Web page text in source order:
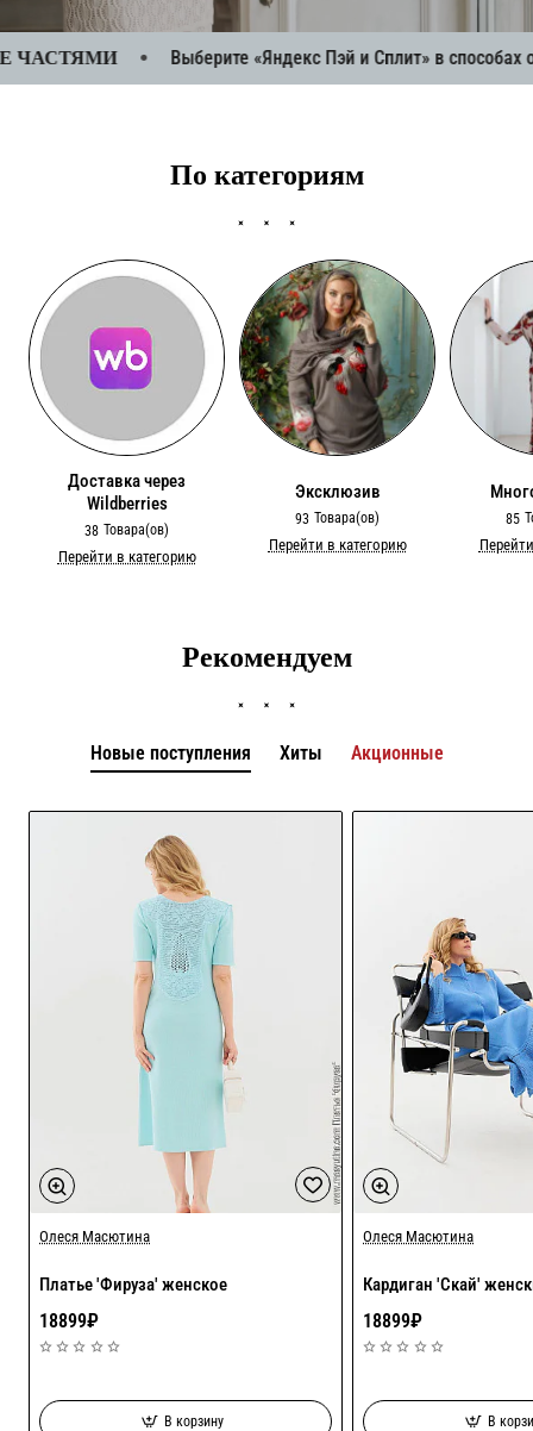
производителя.
каталог,
доставка
по
всей
России.
Выберите «Яндекс Пэй и Сплит» в способах
По категориям
Доставка через
Wildberries
38 Товара(ов)
Перейти в категорию
Эксклюзив
93 Товара(ов)
Перейти в категорию
85
Рекомендуем
Новые поступления Хиты Акционные
Олеся Масютина
Платье 'Фируза' женское
18899₽
В корзину
Олеся Масютина
Кардиган 'Скай'
18899₽
В